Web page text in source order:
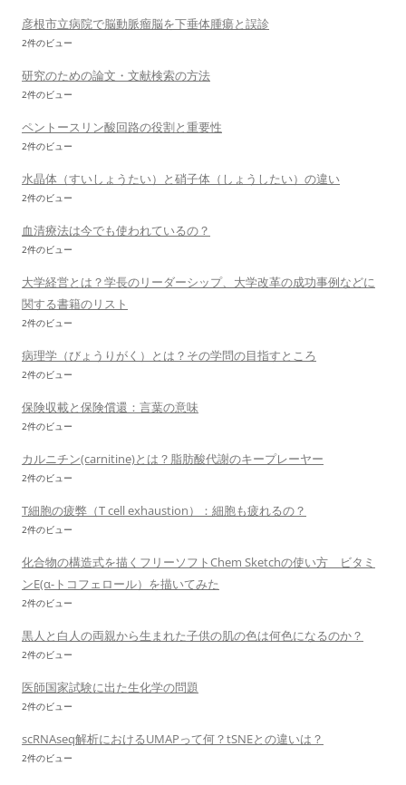
彦根市立病院で脳動脈瘤脳を下垂体腫瘍と誤診
2件のビュー
研究のための論文・文献検索の方法
2件のビュー
ペントースリン酸回路の役割と重要性
2件のビュー
水晶体（すいしょうたい）と硝子体（しょうしたい）の違い
2件のビュー
血清療法は今でも使われているの？
2件のビュー
大学経営とは？学長のリーダーシップ、大学改革の成功事例などに
関する書籍のリスト
2件のビュー
病理学（びょうりがく）とは？その学問の目指すところ
2件のビュー
保険収載と保険償還：言葉の意味
2件のビュー
カルニチン(carnitine)とは？脂肪酸代謝のキープレーヤー
2件のビュー
T細胞の疲弊（T cell exhaustion）：細胞も疲れるの？
2件のビュー
化合物の構造式を描くフリーソフトChem Sketchの使い方 ビタミ
ンE(α-トコフェロール）を描いてみた
2件のビュー
黒人と白人の両親から生まれた子供の肌の色は何色になるのか？
2件のビュー
医師国家試験に出た生化学の問題
2件のビュー
scRNAseq解析におけるUMAPって何？tSNEとの違いは？
2件のビュー